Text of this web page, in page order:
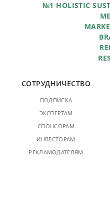
№1 HOLISTIC
СОТРУДНИЧЕСТВО
ПОДПИСКА
ЭКСПЕРТАМ
СПОНСОРАМ
ИНВЕСТОРАМ
РЕКЛАМОДАТЕЛЯМ